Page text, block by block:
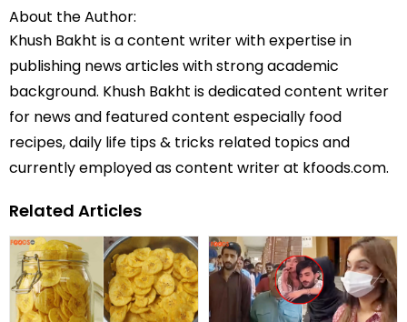
About the Author:
Khush Bakht is a content writer with expertise in
publishing news articles with strong academic
background. Khush Bakht is dedicated content writer
for news and featured content especially food
recipes, daily life tips & tricks related topics and
currently employed as content writer at kfoods.com.
Related Articles